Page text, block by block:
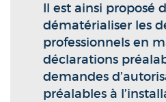
Il est ainsi proposé
dématérialiser les
professionnels en
déclarations
demandes
préalables à